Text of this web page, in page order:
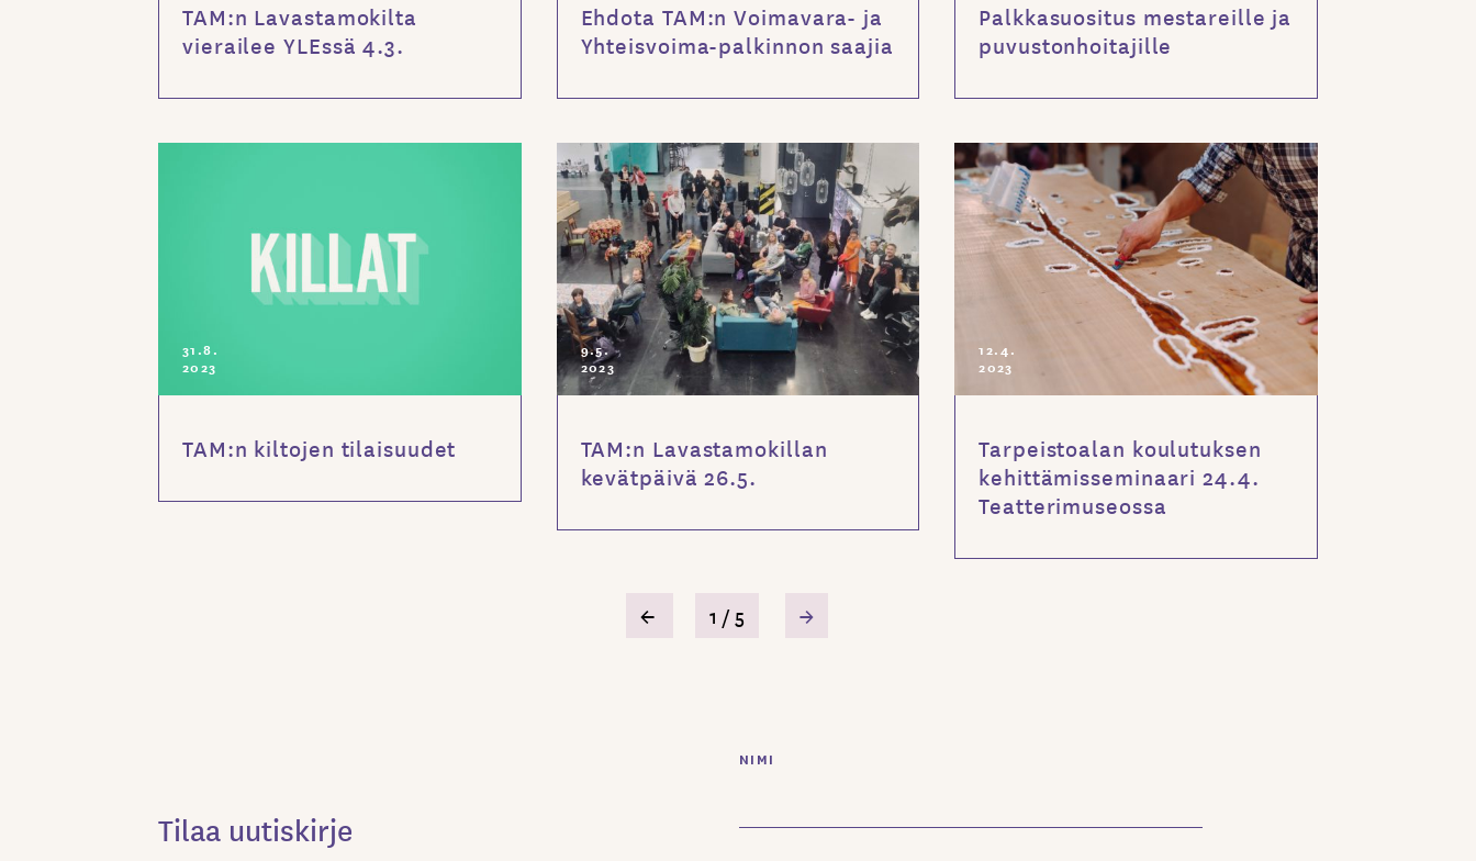
TAM:n Lavastamokilta
vierailee YLEssä 4.3.
Ehdota TAM:n Voimavara- ja
Yhteisvoima-palkinnon saajia
Palkkasuositus mestareille ja
puvustonhoitajille
31.8.
2023
TAM:n kiltojen tilaisuudet
9.5.
2023
TAM:n Lavastamokillan
kevätpäivä 26.5.
12.4.
2023
Tarpeistoalan koulutuksen
kehittämisseminaari 24.4.
Teatterimuseossa
← 1 / 5 →
Tilaa uutiskirje
NIMI